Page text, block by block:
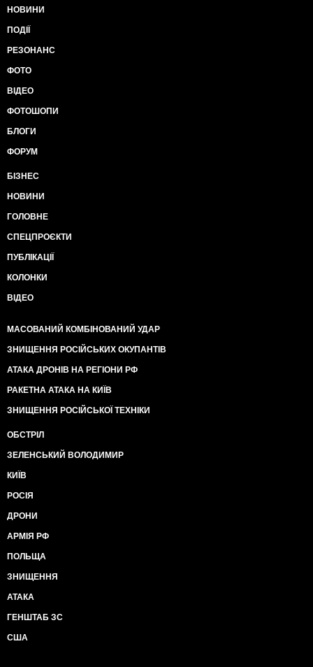
НОВИНИ
ПОДІЇ
РЕЗОНАНС
ФОТО
ВІДЕО
ФОТОШОПИ
БЛОГИ
ФОРУМ
БІЗНЕС
НОВИНИ
ГОЛОВНЕ
СПЕЦПРОЄКТИ
ПУБЛІКАЦІЇ
КОЛОНКИ
ВІДЕО
МАСОВАНИЙ КОМБІНОВАНИЙ УДАР
ЗНИЩЕННЯ РОСІЙСЬКИХ ОКУПАНТІВ
АТАКА ДРОНІВ НА РЕГІОНИ РФ
РАКЕТНА АТАКА НА КИЇВ
ЗНИЩЕННЯ РОСІЙСЬКОЇ ТЕХНІКИ
ОБСТРІЛ
ЗЕЛЕНСЬКИЙ ВОЛОДИМИР
КИЇВ
РОСІЯ
ДРОНИ
АРМІЯ РФ
ПОЛЬЩА
ЗНИЩЕННЯ
АТАКА
ГЕНШТАБ ЗС
США